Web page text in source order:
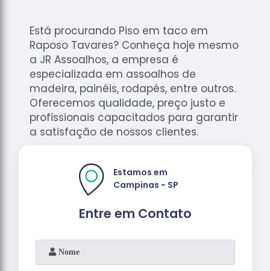
Está procurando Piso em taco em
Raposo Tavares? Conheça hoje mesmo
a JR Assoalhos, a empresa é
especializada em assoalhos de
madeira, painéis, rodapés, entre outros.
Oferecemos qualidade, preço justo e
profissionais capacitados para garantir
a satisfação de nossos clientes.
Entre em Contato
Estamos em
Campinas - SP